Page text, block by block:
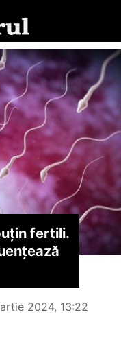
fertili.
2024, 13:22